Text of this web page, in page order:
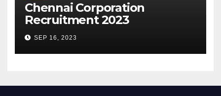
Chennai Corporation
Recruitment 2023
SEP 16, 2023